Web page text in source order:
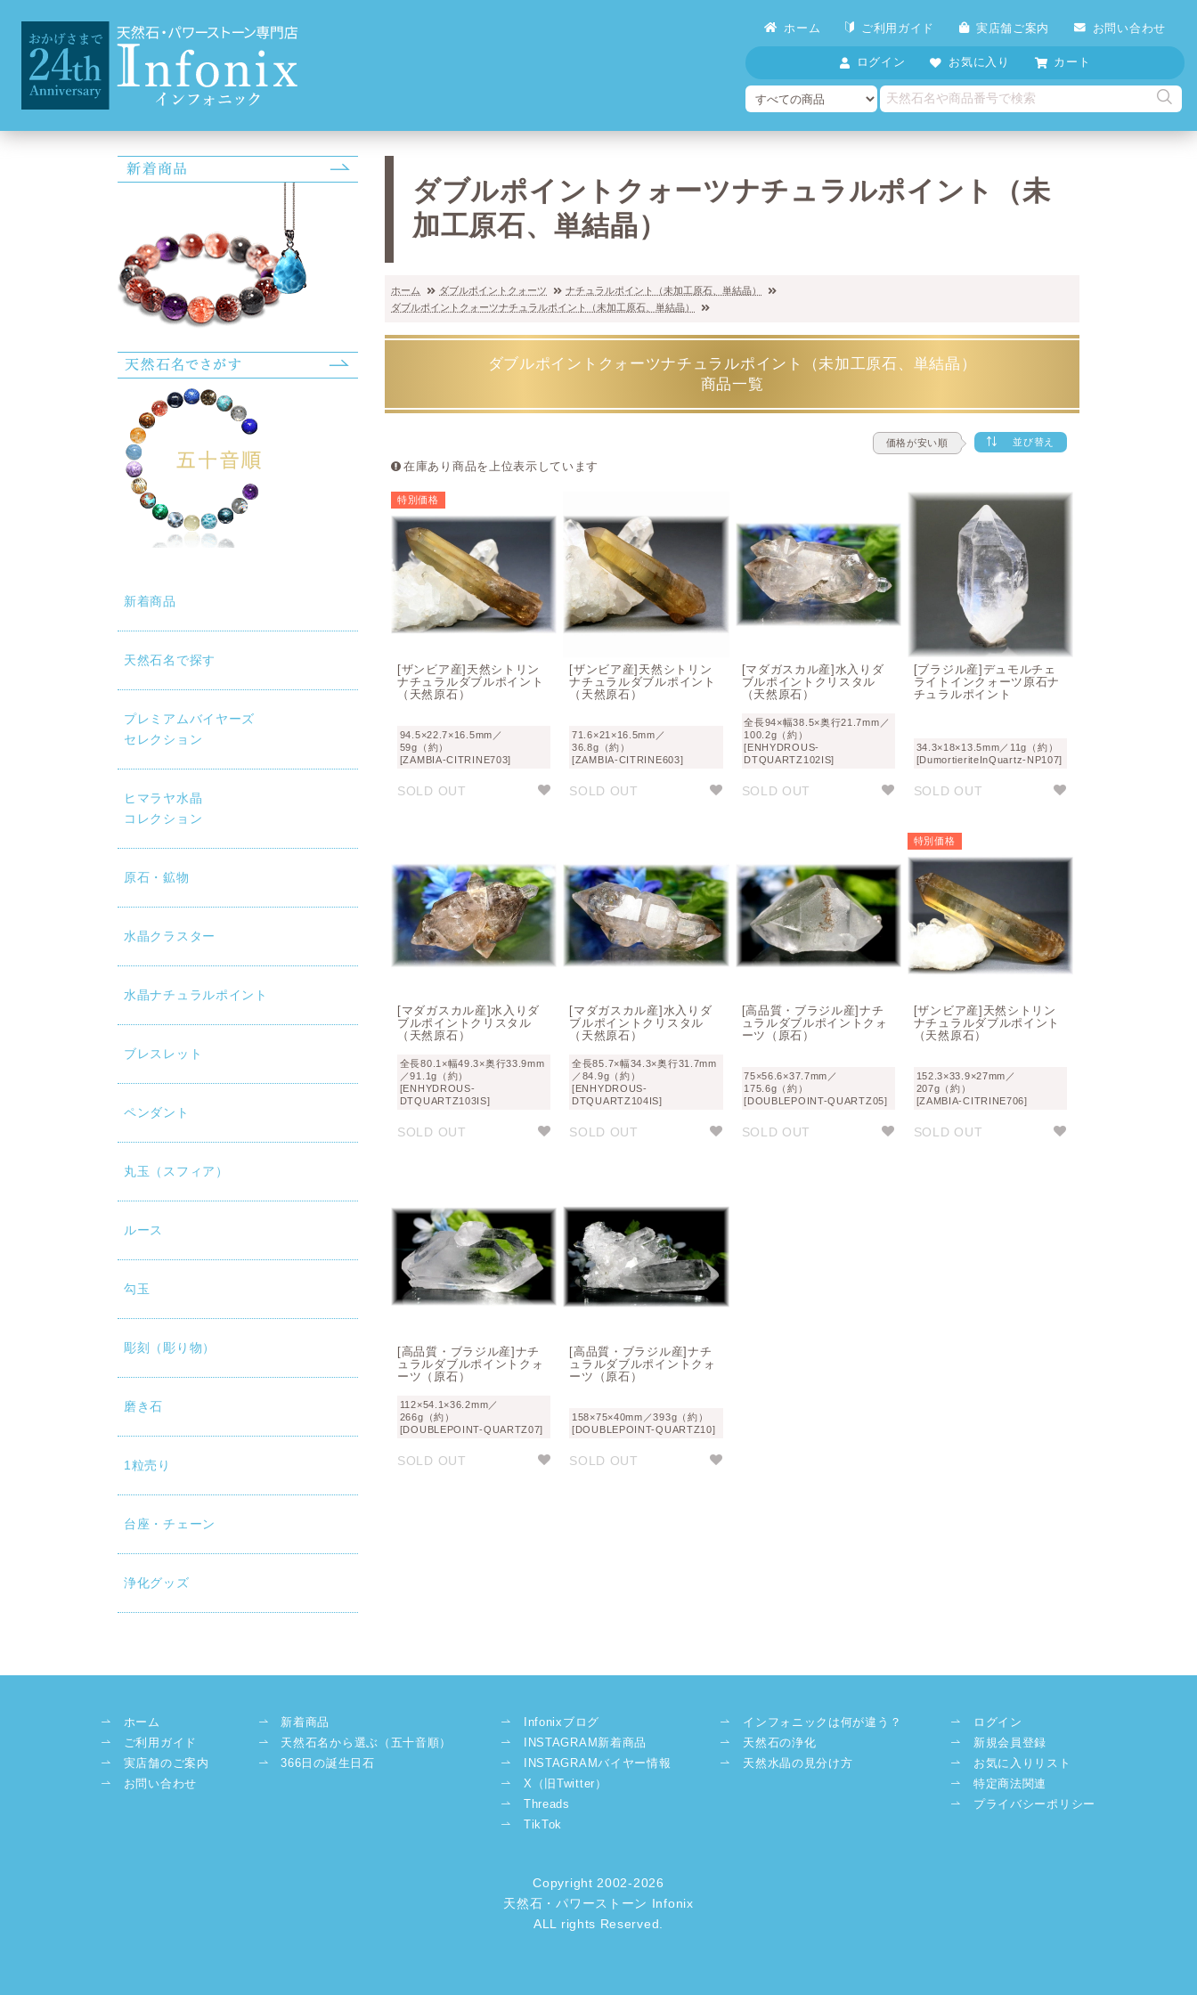
ホーム ご利用ガイド 実店舗ご案内 お問い合わせ
ログイン お気に入り カート
新着商品
天然石名で探す
プレミアムバイヤーズ
セレクション
ヒマラヤ水晶
コレクション
原石・鉱物
水晶クラスター
水晶ナチュラルポイント
ブレスレット
ペンダント
丸玉（スフィア）
ルース
勾玉
彫刻（彫り物）
磨き石
1粒売り
台座・チェーン
浄化グッズ
ダブルポイントクォーツナチュラルポイント（未
加工原石、単結晶）
ホーム ダブルポイントクォーツ
ナチュラルポイント（未加工原石、単結晶）
ダブルポイントクォーツナチュラルポイント（未加工原石、単結晶）
ダブルポイントクォーツナチュラルポイント（未加工原石、単結晶）
商品一覧
価格が安い順 並び替え
在庫あり商品を上位表示しています
特別価格
[ザンビア産]天然シトリン
ナチュラルダブルポイント
（天然原石）
94.5×22.7×16.5mm／
59g（約）
[ZAMBIA-CITRINE703]
SOLD OUT
[ザンビア産]天然シトリン
ナチュラルダブルポイント
（天然原石）
71.6×21×16.5mm／
36.8g（約）
[ZAMBIA-CITRINE603]
SOLD OUT
[マダガスカル産]水入りダ
ブルポイントクリスタル
（天然原石）
全長94×幅38.5×奥行21.7mm／
100.2g（約）
[ENHYDROUS-
DTQUARTZ102IS]
SOLD OUT
[ブラジル産]デュモルチェ
ライトインクォーツ原石ナ
チュラルポイント
34.3×18×13.5mm／11g（約）
[DumortieriteInQuartz-NP107]
SOLD OUT
[マダガスカル産]水入りダ
ブルポイントクリスタル
（天然原石）
全長80.1×幅49.3×奥行33.9mm
／91.1g（約）
[ENHYDROUS-
DTQUARTZ103IS]
SOLD OUT
[マダガスカル産]水入りダ
ブルポイントクリスタル
（天然原石）
全長85.7×幅34.3×奥行31.7mm
／84.9g（約）
[ENHYDROUS-
DTQUARTZ104IS]
SOLD OUT
[高品質・ブラジル産]ナチ
ュラルダブルポイントクォ
ーツ（原石）
75×56.6×37.7mm／
175.6g（約）
[DOUBLEPOINT-QUARTZ05]
SOLD OUT
特別価格
[ザンビア産]天然シトリン
ナチュラルダブルポイント
（天然原石）
152.3×33.9×27mm／
207g（約）
[ZAMBIA-CITRINE706]
SOLD OUT
[高品質・ブラジル産]ナチ
ュラルダブルポイントクォ
ーツ（原石）
112×54.1×36.2mm／
266g（約）
[DOUBLEPOINT-QUARTZ07]
SOLD OUT
[高品質・ブラジル産]ナチ
ュラルダブルポイントクォ
ーツ（原石）
158×75×40mm／393g（約）
[DOUBLEPOINT-QUARTZ10]
SOLD OUT
ホーム
ご利用ガイド
実店舗のご案内
お問い合わせ
新着商品
天然石名から選ぶ（五十音順）
366日の誕生日石
Infonixブログ
INSTAGRAM新着商品
INSTAGRAMバイヤー情報
X（旧Twitter）
Threads
TikTok
インフォニックは何が違う？
天然石の浄化
天然水晶の見分け方
ログイン
新規会員登録
お気に入りリスト
特定商法関連
プライバシーポリシー
Copyright 2002-2026
天然石・パワーストーン Infonix
ALL rights Reserved.